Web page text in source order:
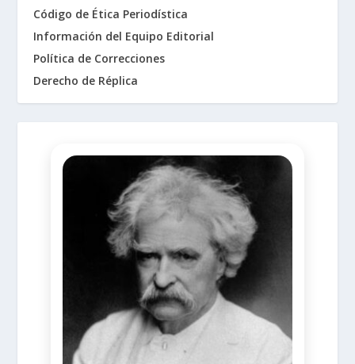
Código de Ética Periodística
Información del Equipo Editorial
Política de Correcciones
Derecho de Réplica